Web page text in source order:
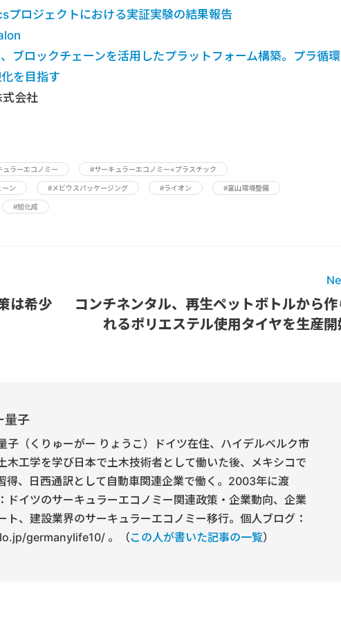
プロジェクトにおける実証実験の結果報告
ブロックチェーンを活用したプラットフォーム構築。プラ循環
を目指す
式会社
ュラーエコノミー #サーキュラーエコノミー×プラスチック
ーン #メビウスパッケージング #ライオン #富山環境整備
#旭化成
は希少
コンチネンタル、再生ペットボトルから作
れるポリエステル使用タイヤを生産開
量子
子（くりゅーがー りょうこ）ドイツ在住、ハイデルベルク市
木工学を学び日本で土木技術者として働いた後、メキシコで
得、日西通訳として自動車関連企業で働く。2003年に渡
ドイツのサーキュラーエコノミー関連政策・企業動向、企業
ト、建設業界のサーキュラーエコノミー移行。個人ブログ：
germanylife10/ 。（この人が書いた記事の一覧）